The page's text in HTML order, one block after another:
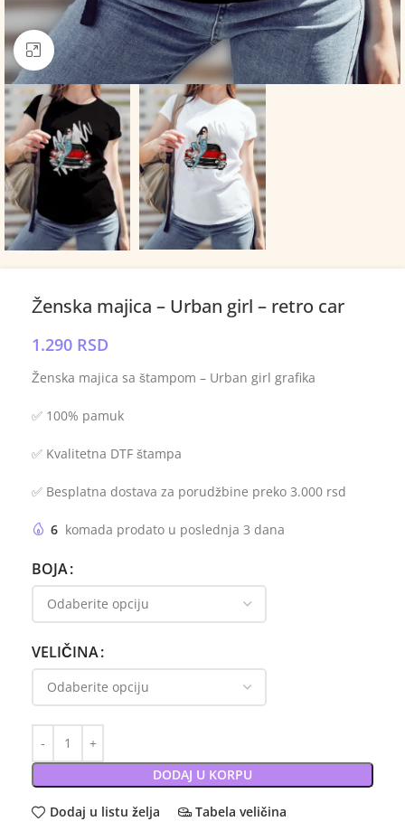
Click to enlarge
Ženska majica – Urban girl – retro car
1.290 RSD
Ženska majica sa štampom – Urban girl grafika
✅ 100% pamuk
✅ Kvalitetna DTF štampa
✅ Besplatna dostava za porudžbine preko 3.000 rsd
6 komada prodato u poslednja 3 dana
BOJA
VELIČINA
DODAJ U KORPU
Dodaj u listu želja Tabela veličina